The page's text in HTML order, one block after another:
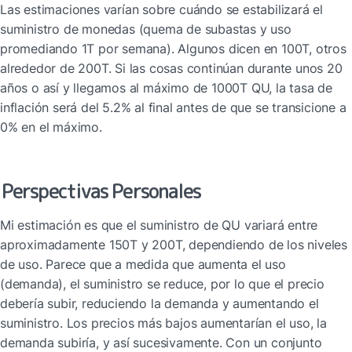
Las estimaciones varían sobre cuándo se estabilizará el
suministro de monedas (quema de subastas y uso
promediando 1T por semana). Algunos dicen en 100T, otros
alrededor de 200T. Si las cosas continúan durante unos 20
años o así y llegamos al máximo de 1000T QU, la tasa de
inflación será del 5.2% al final antes de que se transicione a
0% en el máximo.
Perspectivas Personales
Mi estimación es que el suministro de QU variará entre
aproximadamente 150T y 200T, dependiendo de los niveles
de uso. Parece que a medida que aumenta el uso
(demanda), el suministro se reduce, por lo que el precio
debería subir, reduciendo la demanda y aumentando el
suministro. Los precios más bajos aumentarían el uso, la
demanda subiría, y así sucesivamente. Con un conjunto